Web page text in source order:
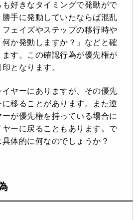
好きなタイミングで発動がで
手に発動していたならば混乱
ェイズやステップの移行時や
か発動しますか？」などと確
す。この確認行為が優先権が
となります。
ヤーにありますが、その優先
移ることがあります。また逆
が優先権を持っている場合に
ーに戻ることもあります。で
体的に何なのでしょうか？